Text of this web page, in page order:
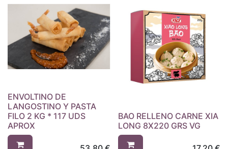
ENVOLTINO DE
LANGOSTINO Y PASTA
FILO 2 KG * 117 UDS
APROX
BAO RELLENO CARNE XIA
LONG 8X220 GRS VG